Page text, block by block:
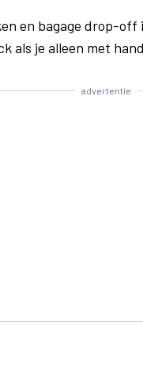
en bagage drop-off
als je alleen met
advertentie